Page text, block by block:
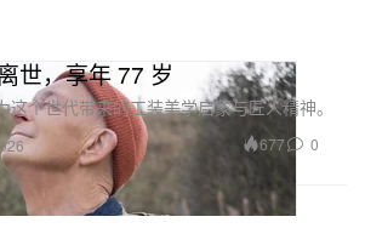
世，享年 77 岁
个世代带来的工装美学启蒙与匠人精神。
677 0